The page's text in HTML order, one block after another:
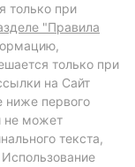
только при
"Правила
только при
на Сайт
ниже первого
не может
текста,